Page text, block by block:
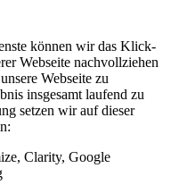
können wir das Klick-
Webseite nachvollziehen
Webseite zu
insgesamt laufend zu
setzen wir auf dieser
Clarity, Google